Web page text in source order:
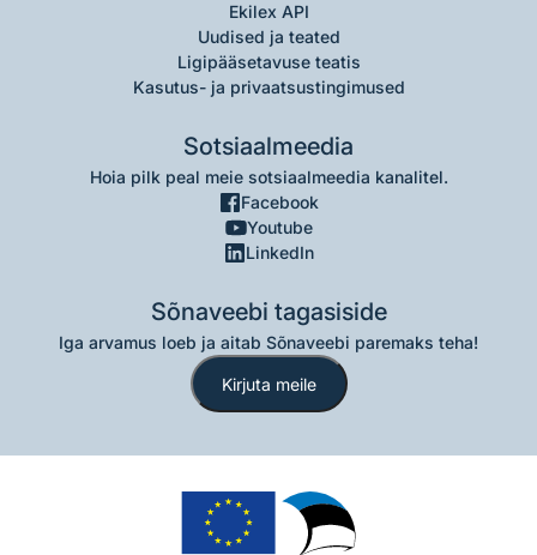
Ekilex API
Uudised ja teated
Ligipääsetavuse teatis
Kasutus- ja privaatsustingimused
Sotsiaalmeedia
Hoia pilk peal meie sotsiaalmeedia kanalitel.
Facebook
Youtube
LinkedIn
Sõnaveebi tagasiside
Iga arvamus loeb ja aitab Sõnaveebi paremaks teha!
Kirjuta meile